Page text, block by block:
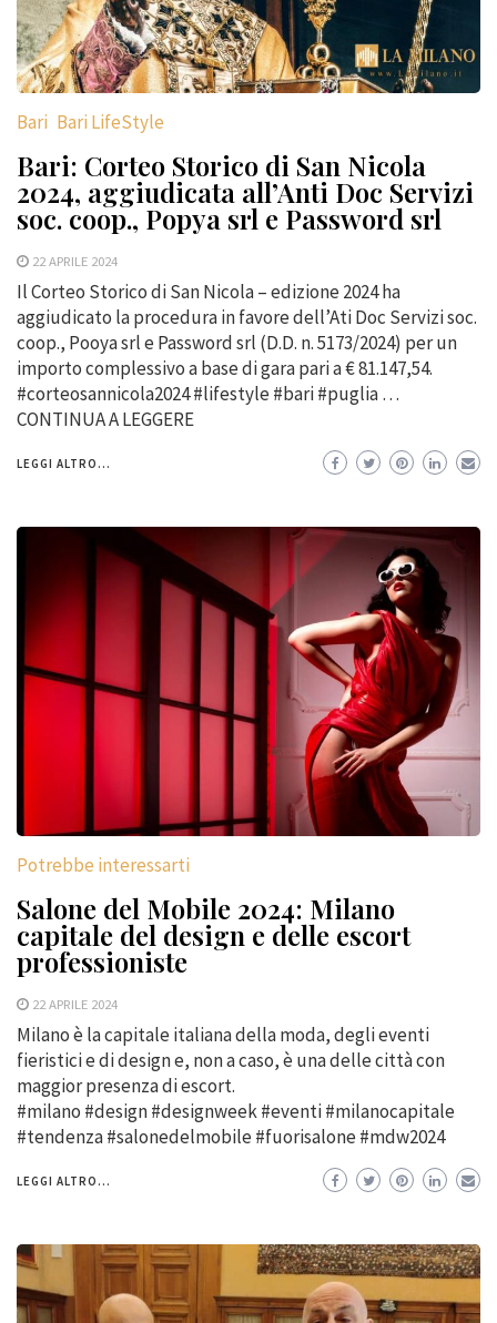
Bari Bari LifeStyle
Bari: Corteo Storico di San Nicola
2024, aggiudicata all’Anti Doc Servizi
soc. coop., Popya srl e Password srl
22 APRILE 2024
Il Corteo Storico di San Nicola – edizione 2024 ha
aggiudicato la procedura in favore dell’Ati Doc Servizi soc.
coop., Pooya srl e Password srl (D.D. n. 5173/2024) per un
importo complessivo a base di gara pari a € 81.147,54.
#corteosannicola2024 #lifestyle #bari #puglia …
CONTINUA A LEGGERE
LEGGI ALTRO...
Potrebbe interessarti
Salone del Mobile 2024: Milano
capitale del design e delle escort
professioniste
22 APRILE 2024
Milano è la capitale italiana della moda, degli eventi
fieristici e di design e, non a caso, è una delle città con
maggior presenza di escort.
#milano #design #designweek #eventi #milanocapitale
#tendenza #salonedelmobile #fuorisalone #mdw2024
LEGGI ALTRO...